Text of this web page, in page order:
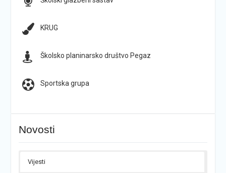
KRUG
Školsko planinarsko društvo Pegaz
Sportska grupa
Novosti
Vijesti